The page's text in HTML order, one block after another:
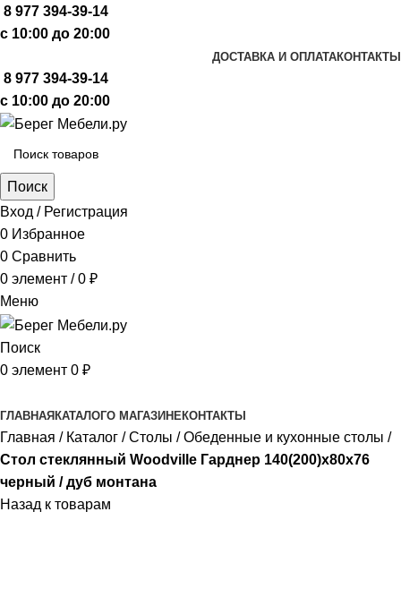
8 977 394-39-14
с 10:00 до 20:00
ДОСТАВКА И ОПЛАТАКОНТАКТЫ
8 977 394-39-14
с 10:00 до 20:00
Поиск
Вход / Регистрация
0 Избранное
0 Сравнить
0 элемент / 0 ₽
Меню
Поиск
0 элемент 0 ₽
ГЛАВНАЯКАТАЛОГО МАГАЗИНЕКОНТАКТЫ
Главная / Каталог /Столы /Обеденные и кухонные столы /
Стол стеклянный Woodville Гарднер 140(200)х80х76
черный / дуб монтана
Назад к товарам